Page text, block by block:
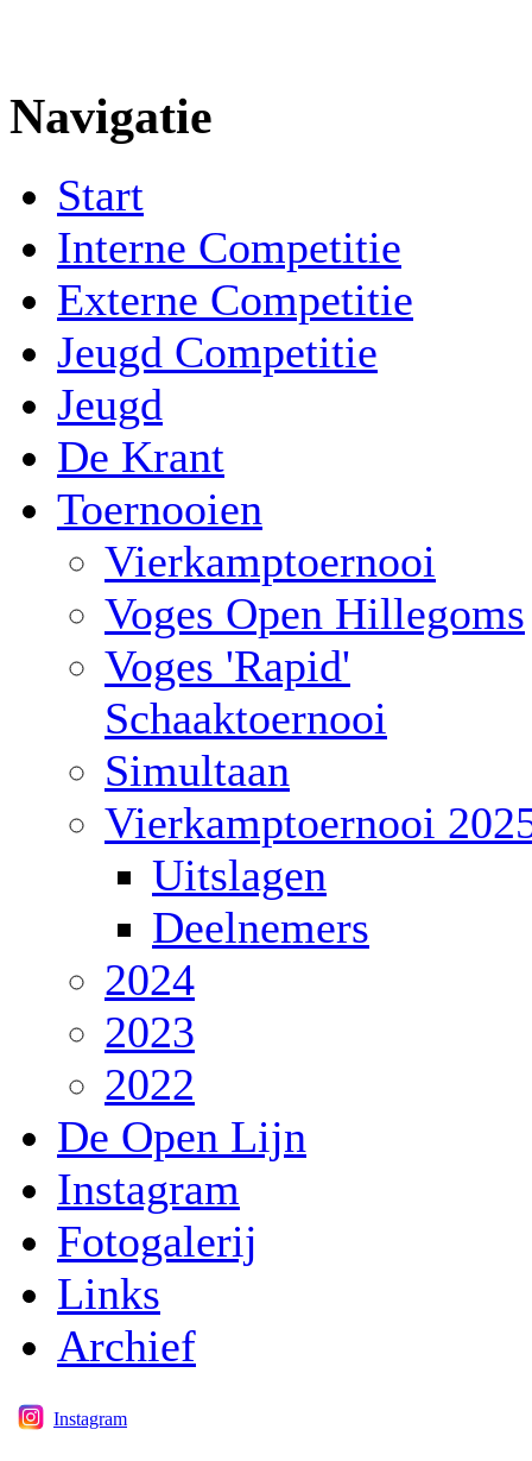
Navigatie
Start
Interne Competitie
Externe Competitie
Jeugd Competitie
Jeugd
De Krant
Toernooien
Vierkamptoernooi
Voges Open Hillegoms
Voges 'Rapid'
Schaaktoernooi
Simultaan
Vierkamptoernooi
Uitslagen
Deelnemers
2024
2023
2022
De Open Lijn
Instagram
Fotogalerij
Links
Archief
Instagram